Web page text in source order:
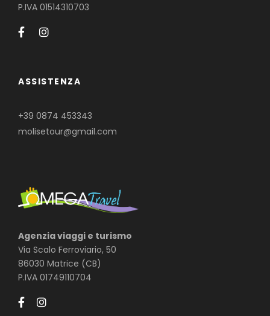
P.IVA 01514310703
ASSISTENZA
+39 0874 453343
molisetour@gmail.com
Agenzia viaggi e turismo
Via Scalo Ferroviario, 50
86030 Matrice (CB)
P.IVA 01749110704